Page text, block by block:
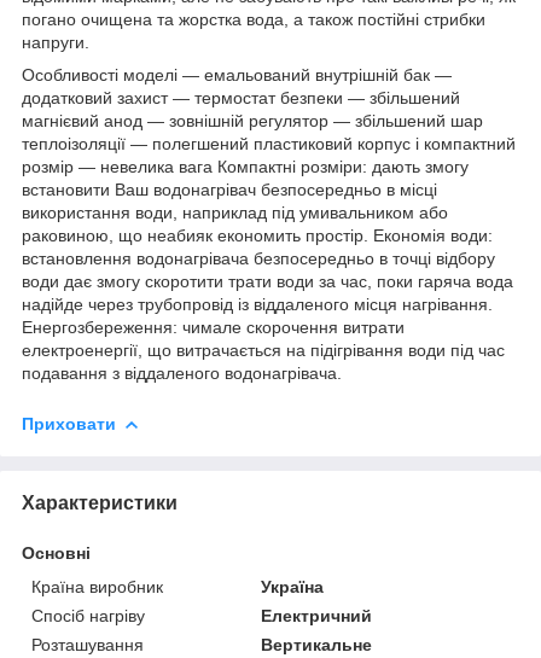
погано очищена та жорстка вода, а також постійні стрибки
напруги.
Особливості моделі — емальований внутрішній бак —
додатковий захист — термостат безпеки — збільшений
магнієвий анод — зовнішній регулятор — збільшений шар
теплоізоляції — полегшений пластиковий корпус і компактний
розмір — невелика вага Компактні розміри: дають змогу
встановити Ваш водонагрівач безпосередньо в місці
використання води, наприклад під умивальником або
раковиною, що неабияк економить простір. Економія води:
встановлення водонагрівача безпосередньо в точці відбору
води дає змогу скоротити трати води за час, поки гаряча вода
надійде через трубопровід із віддаленого місця нагрівання.
Енергозбереження: чимале скорочення витрати
електроенергії, що витрачається на підігрівання води під час
подавання з віддаленого водонагрівача.
Приховати
Характеристики
Основні
Країна виробник
Україна
Спосіб нагріву
Електричний
Розташування
Вертикальне